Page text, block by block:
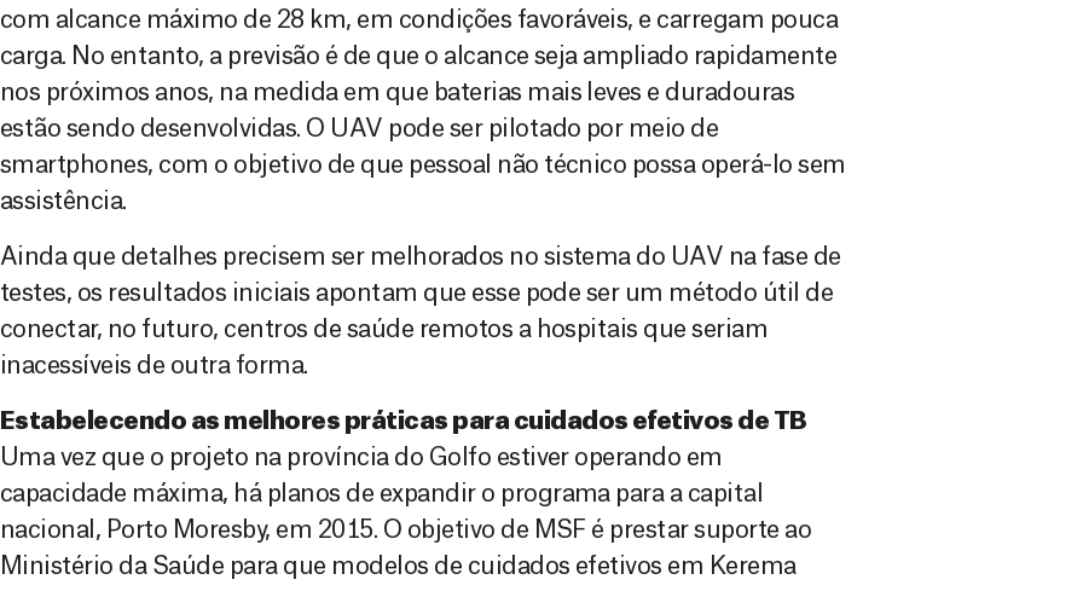
com alcance máximo de 28 km, em condições favoráveis, e carregam pouca
carga. No entanto, a previsão é de que o alcance seja ampliado rapidamente
nos próximos anos, na medida em que baterias mais leves e duradouras
estão sendo desenvolvidas. O UAV pode ser pilotado por meio de
smartphones, com o objetivo de que pessoal não técnico possa operá-lo sem
assistência.
Ainda que detalhes precisem ser melhorados no sistema do UAV na fase de
testes, os resultados iniciais apontam que esse pode ser um método útil de
conectar, no futuro, centros de saúde remotos a hospitais que seriam
inacessíveis de outra forma.
Estabelecendo as melhores práticas para cuidados efetivos de TB
Uma vez que o projeto na província do Golfo estiver operando em
capacidade máxima, há planos de expandir o programa para a capital
nacional, Porto Moresby, em 2015. O objetivo de MSF é prestar suporte ao
Ministério da Saúde para que modelos de cuidados efetivos em Kerema